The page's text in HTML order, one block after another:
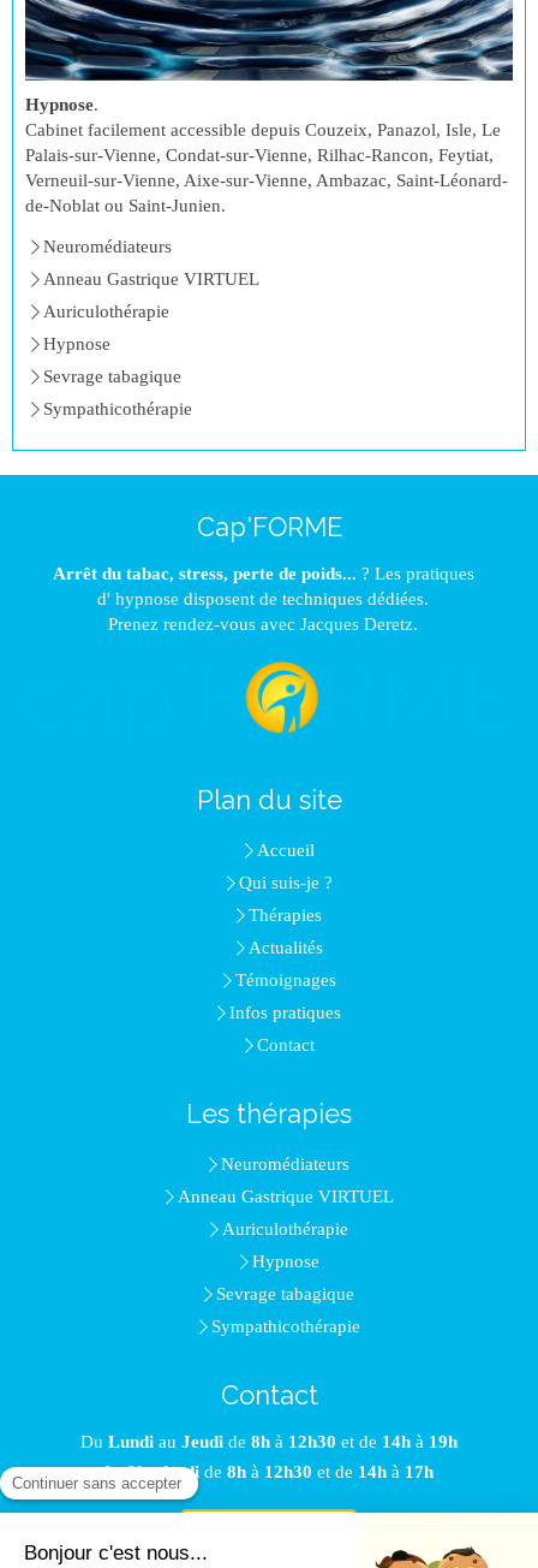
Hypnose.
Cabinet facilement accessible depuis Couzeix, Panazol, Isle, Le
Palais-sur-Vienne, Condat-sur-Vienne, Rilhac-Rancon, Feytiat,
Verneuil-sur-Vienne, Aixe-sur-Vienne, Ambazac, Saint-Léonard-
de-Noblat ou Saint-Junien.
Neuromédiateurs
Anneau Gastrique VIRTUEL
Auriculothérapie
Hypnose
Sevrage tabagique
Sympathicothérapie
Cap'FORME
Arrêt du tabac, stress, perte de poids... ? Les pratiques
d' hypnose disposent de techniques dédiées.
Prenez rendez-vous avec Jacques Deretz.
Plan du site
Accueil
Qui suis-je ?
Thérapies
Actualités
Témoignages
Infos pratiques
Contact
Les thérapies
Neuromédiateurs
Anneau Gastrique VIRTUEL
Auriculothérapie
Hypnose
Sevrage tabagique
Sympathicothérapie
Contact
Du Lundi au Jeudi de 8h à 12h30 et de 14h à 19h
LeVendredi de 8h à 12h30 et de 14h à 17h